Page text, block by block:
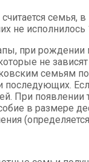
семья,
не исполнилось
при рождении
не
семьям
последующих.
При
в размере